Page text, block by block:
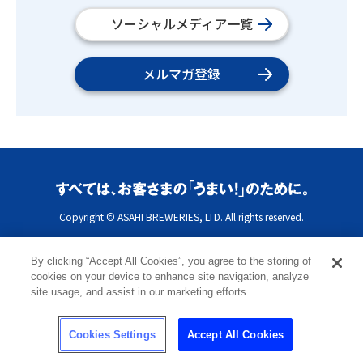
ソーシャルメディア一覧
メルマガ登録
Copyright © ASAHI BREWERIES, LTD. All rights reserved.
By clicking “Accept All Cookies”, you agree to the storing of
cookies on your device to enhance site navigation, analyze
site usage, and assist in our marketing efforts.
Cookies Settings Accept All Cookies